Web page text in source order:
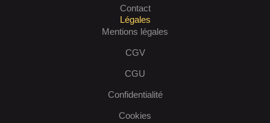
Contact
Légales
Mentions légales
CGV
CGU
Confidentialité
Cookies